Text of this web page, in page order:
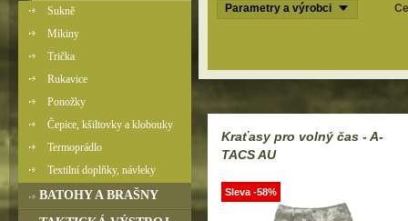
Parametry a výrobci
Kraťasy pro volný čas - A-
TACS AU
Sleva -58%
Sukně
Mikiny
Trička
Rukavice
Ponožky
Čepice, kšiltovky a klobouky
Termoprádlo
Textilní doplňky, návleky
BATOHY A BRAŠNY